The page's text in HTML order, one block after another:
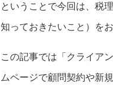
ということで今回は、税
知っておきたいこと）を
この記事では「クライア
ムページで顧問契約や新